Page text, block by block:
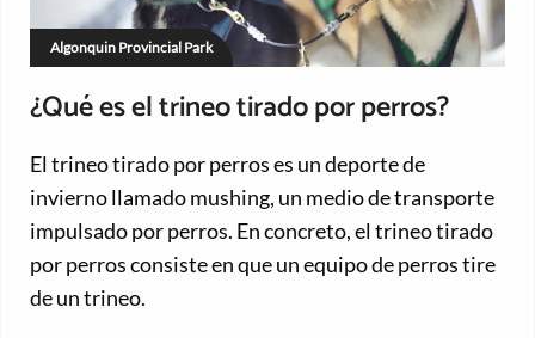
Algonquin Provincial Park
¿Qué es el trineo tirado por perros?
El trineo tirado por perros es un deporte de
invierno llamado mushing, un medio de transporte
impulsado por perros. En concreto, el trineo tirado
por perros consiste en que un equipo de perros tire
de un trineo.